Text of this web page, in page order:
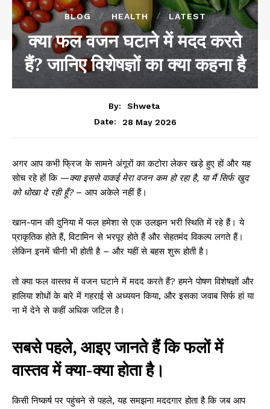
BLOG HEALTH LATEST
क्या फल वजन घटाने में मदद करते
हैं? जानिए विशेषज्ञों का क्या कहना है
By:
Shweta
Date:
28 May 2026
अगर आप कभी फ्रिज के सामने अंगूरों का कटोरा लेकर खड़े हुए हों और यह
सोच रहे हों कि —क्या इससे वाकई मेरा वजन कम हो रहा है, या मैं सिर्फ खुद
को धोखा दे रही हूँ?– आप अकेले नहीं हैं।
खान-पान की दुनिया में फल हमेशा से एक उलझन भरी स्थिति में रहे हैं। ये
प्राकृतिक होते हैं, विटामिन से भरपूर होते हैं और सेहतमंद विकल्प लगते हैं।
लेकिन इनमें चीनी भी होती है – और यहीं से बहस शुरू होती है।
तो क्या फल वास्तव में वजन घटाने में मदद करते हैं? हमने पोषण विशेषज्ञों और
हालिया शोधों के बारे में गहराई से अध्ययन किया, और इसका जवाब सिर्फ हां या
ना में देने से कहीं अधिक जटिल है।
सबसे पहले, आइए जानते हैं कि फलों में
वास्तव में क्या-क्या होता है।
किसी निष्कर्ष पर पहुंचने से पहले, यह समझना मददगार होता है कि जब आप